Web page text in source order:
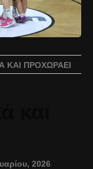
ΚΑΙ ΠΡΟΧΩΡΆΕΙ
2026